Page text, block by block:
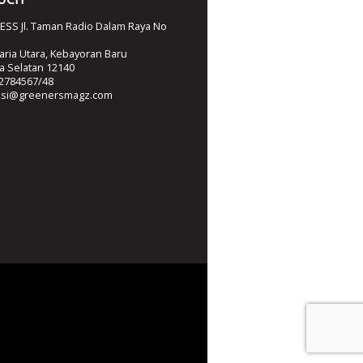
Jl. Taman Radio Dalam Raya No
Utara, Kebayoran Baru
Selatan 12140
48